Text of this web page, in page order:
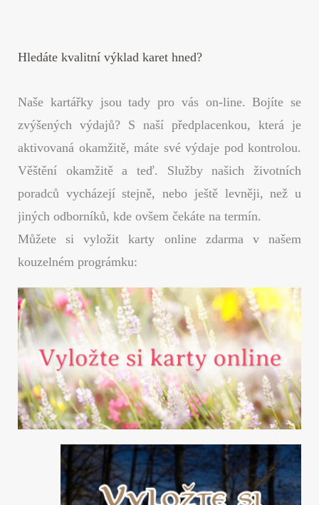
Hledáte kvalitní výklad karet hned?
Naše kartářky jsou tady pro vás on-line. Bojíte se
zvýšených výdajů? S naší předplacenkou, která je
aktivovaná okamžitě, máte své výdaje pod kontrolou.
Věštění okamžitě a teď. Služby našich životních
poradců vycházejí stejně, nebo ještě levněji, než u
jiných odborníků, kde ovšem čekáte na termín.
Můžete si vyložit karty online zdarma v našem
kouzelném prográmku: